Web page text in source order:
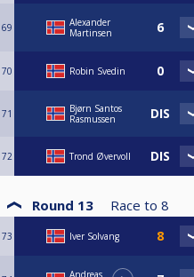
69
Alexander
Martinsen
70 Robin Svedin
71
Bjørn Santos
Rasmussen
72 Trond Øvervoll
Round 13 Race to 8
73 Iver Solvang
Andreas